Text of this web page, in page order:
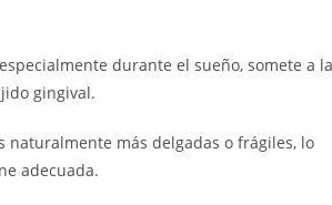
durante el sueño, somete a
gingival.
más delgadas o frágiles, lo
adecuada.